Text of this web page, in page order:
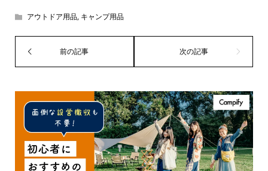
アウトドア用品, キャンプ用品